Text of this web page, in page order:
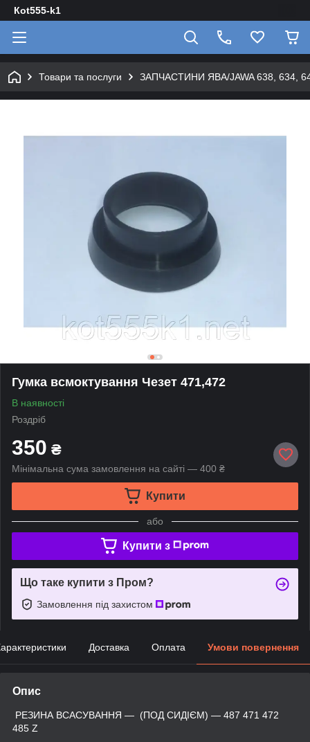
Кot555-k1
Товари та послуги ЗАПЧАСТИНИ ЯВА/JAWA 638, 634,
Гумка всмоктування Чезет 471,472
В наявності
Роздріб
350 ₴
Мінімальна сума замовлення на сайті — 400 ₴
Купити
або
Купити з
Що таке купити з Пром?
Замовлення під захистом
Доставка Оплата Умови повернення
Опис
РЕЗИНА ВСАСУВАННЯ — (ПОД СИДІЄМ) — 487 471 472
485 Z